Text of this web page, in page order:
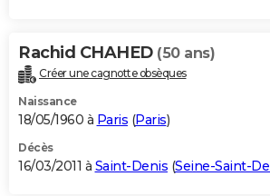
Rachid CHAHED (50 ans)
Créer une cagnotte obsèques
Naissance
18/05/1960 à Paris (Paris)
Décès
16/03/2011 à Saint-Denis (Seine-Saint-